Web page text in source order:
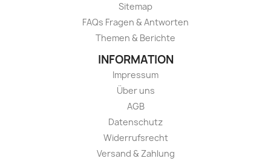
Sitemap
FAQs Fragen & Antworten
Themen & Berichte
INFORMATION
Impressum
Über uns
AGB
Datenschutz
Widerrufsrecht
Versand & Zahlung